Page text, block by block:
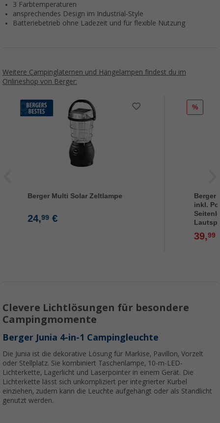
3 Farbtemperaturen
ansprechendes Design im Industrial-Style
Batteriebetrieb ohne Ladezeit und für flexible Nutzung
Weitere Campinglaternen und Hängelampen findest du im
Onlineshop von Berger:
Berger Multi Solar Zeltlampe
24,99 €
%
Berger
inkl.
39,99
Clevere Lichtlösungen für besondere
Campingmomente
Berger Junia 4-in-1 Campingleuchte
Die Junia ist die dekorative Lösung für Markise, Pavillon, Vorzelt
oder Stellplatz. Sie kombiniert Taschenlampe, 10-m-LED-
Lichterkette, Lagerlicht und Laserpointer in einem Gerät. Die
Lichterkette lässt sich unkompliziert per integrierter Kurbel
einziehen, zudem kann die Leuchte aufgehängt oder als Standlicht
genutzt werden.